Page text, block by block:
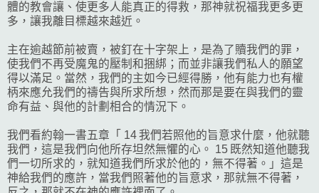
體的教會讓、使更多人能真正的得救，那神就祝福我更多更
多，讓我離目標越來越近。
主在逾越節前被賣，被釘在十字架上，是為了贖我們的罪，
使我們不再受魔鬼的壓制和捆綁；而並非讓我們私人的願望
得以滿足。當然，我們的主如今已經得勝，他有能力也有權
柄來應允我們的禱告與所求所想，然而那是要在與我們的靈
命有益、與他的計劃相合的情況下。
我們看約翰一書五章「 14 我們若照他的旨意求什麼，他就聽
我們，這是我們向他所存坦然無懼的心。 15 既然知道他聽我
們一切所求的，就知道我們所求於他的，無不得著。」這是
神給我們的應許，當我們照著他的旨意求，那就無不得著，